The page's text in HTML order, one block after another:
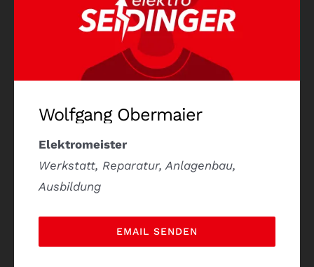
Wolfgang Obermaier
Elektromeister
Werkstatt, Reparatur, Anlagenbau,
Ausbildung
EMAIL SENDEN